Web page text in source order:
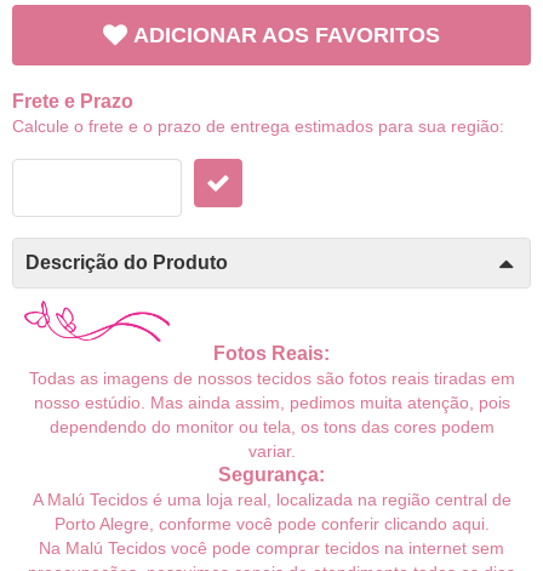
ADICIONAR AOS FAVORITOS
Frete e Prazo
Calcule o frete e o prazo de entrega estimados para sua região:
Descrição do Produto
Fotos Reais:
Todas as imagens de nossos tecidos são fotos reais tiradas em
nosso estúdio. Mas ainda assim, pedimos muita atenção, pois
dependendo do monitor ou tela, os tons das cores podem
variar.
Segurança:
A Malú Tecidos é uma loja real, localizada na região central de
Porto Alegre, conforme você pode conferir clicando aqui.
Na Malú Tecidos você pode comprar tecidos na internet sem